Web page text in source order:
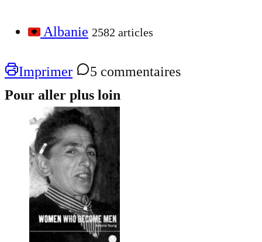
Albanie 2582 articles
Imprimer
5 commentaires
Pour aller plus loin